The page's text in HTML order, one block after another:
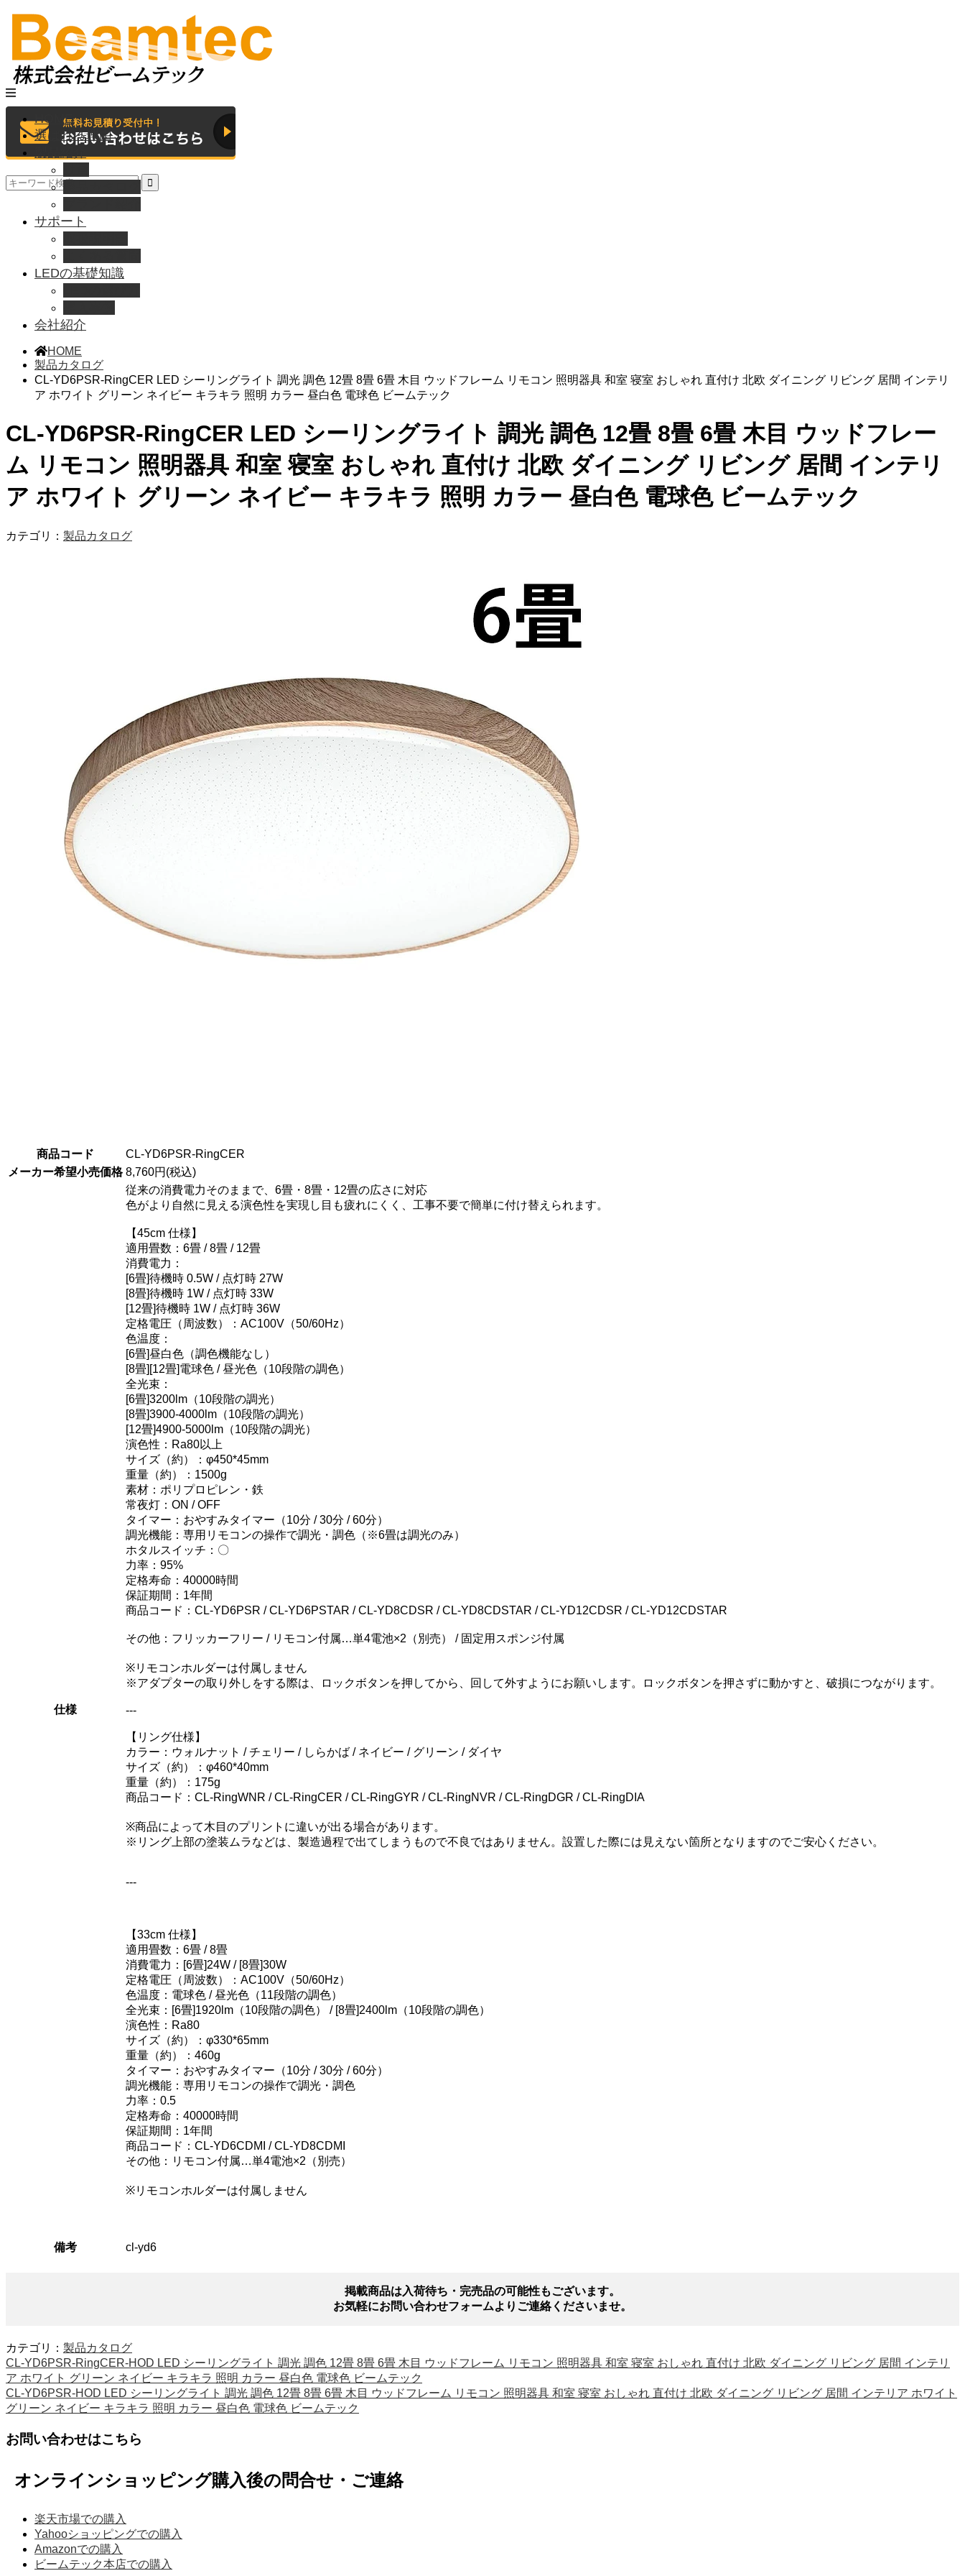
HOME
選ばれる理由
サポート
LEDの基礎知識
会社紹介
HOME
製品カタログ
CL-YD6PSR-RingCER LED シーリングライト 調光 調色 12畳 8畳 6畳 木目 ウッドフレーム リモコン 照明器具 和室 寝室 おしゃれ 直付け 北欧 ダイニング リビング 居間 インテリ
ア ホワイト グリーン ネイビー キラキラ 照明 カラー 昼白色 電球色 ビームテック
CL-YD6PSR-RingCER LED シーリングライト 調光 調色 12畳 8畳 6畳 木目 ウッドフレー
ム リモコン 照明器具 和室 寝室 おしゃれ 直付け 北欧 ダイニング リビング 居間 インテリ
ア ホワイト グリーン ネイビー キラキラ 照明 カラー 昼白色 電球色 ビームテック
カテゴリ： 製品カタログ
商品コード
CL-YD6PSR-RingCER
メーカー希望小売価格 8,760円(税込)
仕様
従来の消費電力そのままで、6畳・8畳・12畳の広さに対応
色がより自然に見える演色性を実現し目も疲れにくく、工事不要で簡単に付け替えられます。
【45cm 仕様】
適用畳数：6畳 / 8畳 / 12畳
消費電力：
[6畳]待機時 0.5W / 点灯時 27W
[8畳]待機時 1W / 点灯時 33W
[12畳]待機時 1W / 点灯時 36W
定格電圧（周波数）：AC100V（50/60Hz）
色温度：
[6畳]昼白色（調色機能なし）
[8畳][12畳]電球色 / 昼光色（10段階の調色）
全光束：
[6畳]3200lm（10段階の調光）
[8畳]3900-4000lm（10段階の調光）
[12畳]4900-5000lm（10段階の調光）
演色性：Ra80以上
サイズ（約）：φ450*45mm
重量（約）：1500g
素材：ポリプロピレン・鉄
常夜灯：ON / OFF
タイマー：おやすみタイマー（10分 / 30分 / 60分）
調光機能：専用リモコンの操作で調光・調色（※6畳は調光のみ）
ホタルスイッチ：〇
力率：95%
定格寿命：40000時間
保証期間：1年間
商品コード：CL-YD6PSR / CL-YD6PSTAR / CL-YD8CDSR / CL-YD8CDSTAR / CL-YD12CDSR / CL-YD12CDSTAR
その他：フリッカーフリー / リモコン付属…単4電池×2（別売） / 固定用スポンジ付属
※リモコンホルダーは付属しません
※アダプターの取り外しをする際は、ロックボタンを押してから、回して外すようにお願いします。ロックボタンを押さずに動かすと、破損につながります。
---
【リング仕様】
カラー：ウォルナット / チェリー / しらかば / ネイビー / グリーン / ダイヤ
サイズ（約）：φ460*40mm
重量（約）：175g
商品コード：CL-RingWNR / CL-RingCER / CL-RingGYR / CL-RingNVR / CL-RingDGR / CL-RingDIA
※商品によって木目のプリントに違いが出る場合があります。
※リング上部の塗装ムラなどは、製造過程で出てしまうもので不良ではありません。設置した際には見えない箇所となりますのでご安心ください。
---
【33cm 仕様】
適用畳数：6畳 / 8畳
消費電力：[6畳]24W / [8畳]30W
定格電圧（周波数）：AC100V（50/60Hz）
色温度：電球色 / 昼光色（11段階の調色）
全光束：[6畳]1920lm（10段階の調色） / [8畳]2400lm（10段階の調色）
演色性：Ra80
サイズ（約）：φ330*65mm
重量（約）：460g
タイマー：おやすみタイマー（10分 / 30分 / 60分）
調光機能：専用リモコンの操作で調光・調色
力率：0.5
定格寿命：40000時間
保証期間：1年間
商品コード：CL-YD6CDMI / CL-YD8CDMI
その他：リモコン付属…単4電池×2（別売）
※リモコンホルダーは付属しません
備考 cl-yd6
掲載商品は入荷待ち・完売品の可能性もございます。
お気軽にお問い合わせフォームよりご連絡くださいませ。
カテゴリ： 製品カタログ
CL-YD6PSR-RingCER-HOD LED シーリングライト 調光 調色 12畳 8畳 6畳 木目 ウッドフレーム リモコン 照明器具 和室 寝室 おしゃれ 直付け 北欧 ダイニング リビング 居間 インテリ
ア ホワイト グリーン ネイビー キラキラ 照明 カラー 昼白色 電球色 ビームテック
CL-YD6PSR-HOD LED シーリングライト 調光 調色 12畳 8畳 6畳 木目 ウッドフレーム リモコン 照明器具 和室 寝室 おしゃれ 直付け 北欧 ダイニング リビング 居間 インテリア ホワイト
グリーン ネイビー キラキラ 照明 カラー 昼白色 電球色 ビームテック
お問い合わせはこちら
オンラインショッピング購入後の問合せ・ご連絡
楽天市場での購入
Yahooショッピングでの購入
Amazonでの購入
ビームテック本店での購入